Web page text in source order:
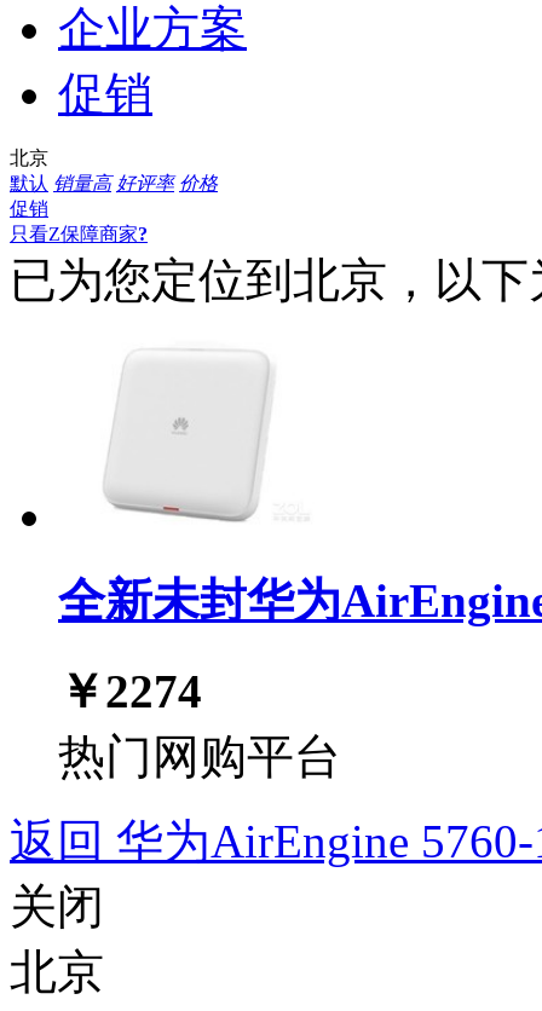
企业方案
促销
北京
默认 销量高 好评率 价格
促销
只看Z保障商家?
已为您定位到 北京 ，以
全新未封华为
￥2274
热门网购平台
返回 华为AirEngine
关闭
北京